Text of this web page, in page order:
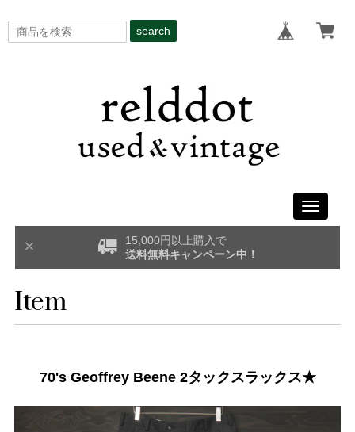
search
Toggle
15,000円以上購入で
送料無料キャンペーン中！
Item
70's Geoffrey Beene 2タックスラックス★